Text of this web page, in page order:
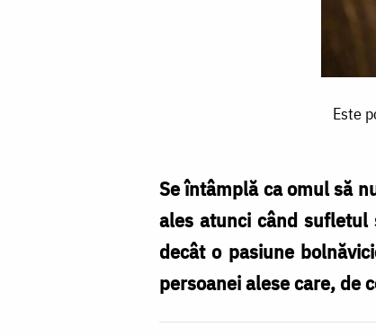
Este
Se întâmplă ca omul să
ales atunci când
decât o pasiune
persoanei alese care, de